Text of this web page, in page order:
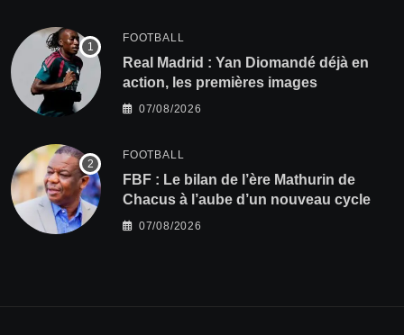
FOOTBALL
Real Madrid : Yan Diomandé déjà en
action, les premières images
07/08/2026
FOOTBALL
FBF : Le bilan de l’ère Mathurin de
Chacus à l’aube d’un nouveau cycle
07/08/2026